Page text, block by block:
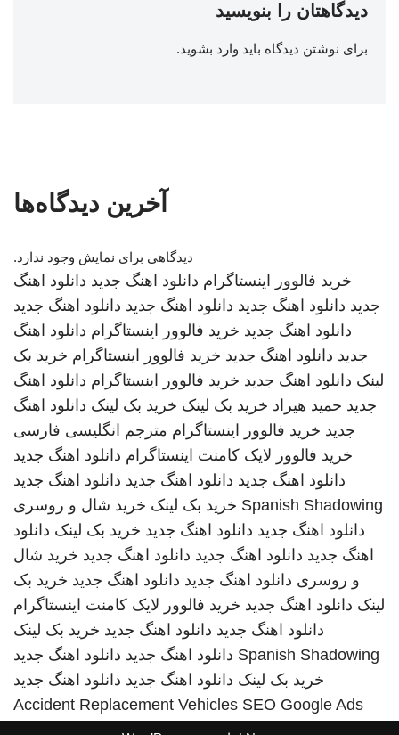
دیدگاهتان را بنویسید
برای نوشتن دیدگاه باید وارد بشوید.
آخرین دیدگاه‌ها
دیدگاهی برای نمایش وجود ندارد.
خرید فالوور اینستاگرام دانلود اهنگ جدید دانلود اهنگ
جدید دانلود اهنگ جدید دانلود اهنگ جدید دانلود اهنگ جدید
دانلود اهنگ جدید خرید فالوور اینستاگرام دانلود اهنگ
جدید دانلود اهنگ جدید خرید فالوور اینستاگرام خرید بک
لینک دانلود اهنگ جدید خرید فالوور اینستاگرام دانلود اهنگ
جدید حمید هیراد خرید بک لینک خرید بک لینک دانلود اهنگ
جدید خرید فالوور اینستاگرام مترجم انگلیسی فارسی
خرید فالوور لایک کامنت اینستاگرام دانلود اهنگ جدید
دانلود اهنگ جدید دانلود اهنگ جدید دانلود اهنگ جدید
Spanish Shadowing خرید بک لینک خرید شال و روسری
دانلود اهنگ جدید دانلود اهنگ جدید خرید بک لینک دانلود
اهنگ جدید دانلود اهنگ جدید دانلود اهنگ جدید خرید شال
و روسری دانلود اهنگ جدید دانلود اهنگ جدید خرید بک
لینک دانلود اهنگ جدید خرید فالوور لایک کامنت اینستاگرام
دانلود اهنگ جدید دانلود اهنگ جدید خرید بک لینک
Spanish Shadowing دانلود اهنگ جدید دانلود اهنگ جدید
خرید بک لینک دانلود اهنگ جدید دانلود اهنگ جدید
Accident Replacement Vehicles SEO Google Ads